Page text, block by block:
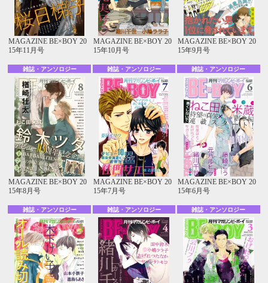
MAGAZINE BE×BOY 20
15年11月号
MAGAZINE BE×BOY 20
15年10月号
MAGAZINE BE×BOY 20
15年9月号
雑誌・アンソロジー
MAGAZINE BE×BOY 20
15年8月号
雑誌・アンソロジー
MAGAZINE BE×BOY 20
15年7月号
雑誌・アンソロジー
MAGAZINE BE×BOY 20
15年6月号
雑誌・アンソロジー 雑誌・アンソロジー 雑誌・アンソロジー